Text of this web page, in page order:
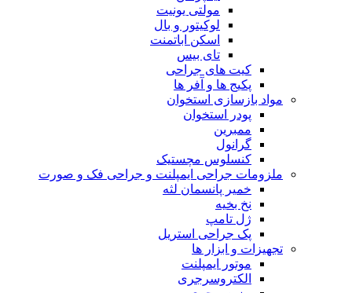
مولتی یونیت
لوکیتور و بال
اسکن اباتمنت
تای بیس
کیت های جراحی
پکیج ها و آفر ها
مواد بازسازی استخوان
پودر استخوان
ممبرین
گرانول
کنسلوس مچستیک
ملزومات جراحی ایمپلنت و جراحی فک و صورت
خمیر پانسمان لثه
نخ بخیه
ژل تامپ
پک جراحی استریل
تجهیزات و ابزار ها
موتور ایمپلنت
الکتروسرجری